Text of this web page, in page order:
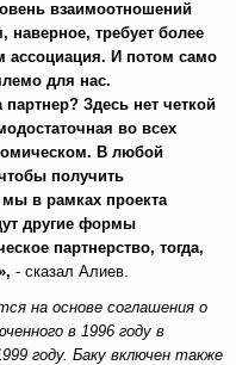
взаимоотношений
требует более
ассоциация. И потом само
для нас.
Здесь нет четкой
во всех
В любой
получить
в рамках проекта
другие формы
партнерство, тогда,
- сказал Алиев.
на основе соглашения о
в 1996 году в
году. Баку включен также